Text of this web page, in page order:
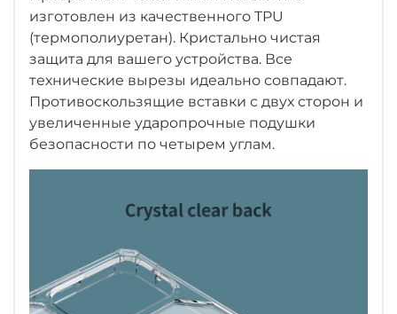
изготовлен из качественного TPU
(термополиуретан). Кристально чистая
защита для вашего устройства. Все
технические вырезы идеально совпадают.
Противоскользящие вставки с двух сторон и
увеличенные ударопрочные подушки
безопасности по четырем углам.